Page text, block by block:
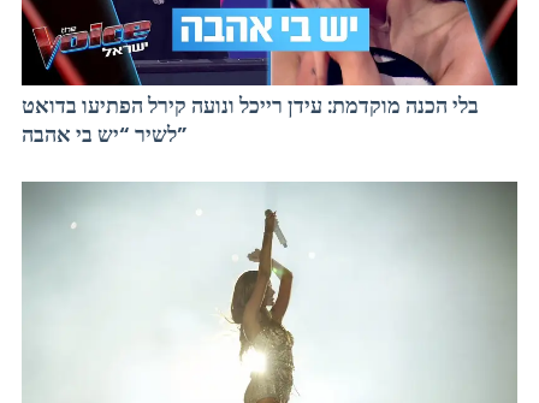
בלי הכנה מוקדמת: עידן רייכל ונועה קירל הפתיעו בדואט
לשיר “יש בי אהבה”